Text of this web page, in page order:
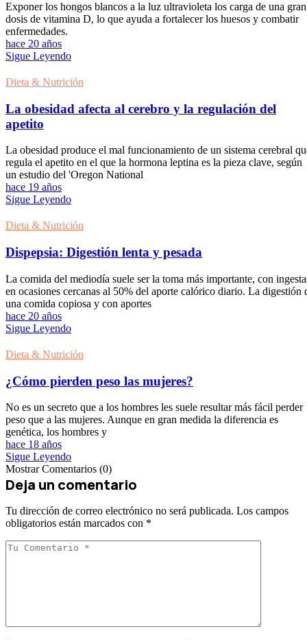
Exponer los hongos blancos a la luz ultravioleta los carga de una gran
dosis de vitamina D, lo que ayuda a fortalecer los huesos y combatir
enfermedades.
hace 20 años
Sigue Leyendo
Dieta & Nutrición
La obesidad afecta al cerebro y la regulación del
apetito
La obesidad produce el mal funcionamiento de un sistema cerebral
regula el apetito en el que la hormona leptina es la pieza clave, según
un estudio del 'Oregon National
hace 19 años
Sigue Leyendo
Dieta & Nutrición
Dispepsia: Digestión lenta y pesada
La comida del mediodía suele ser la toma más importante, con
en ocasiones cercanas al 50% del aporte calórico diario. La digestión
una comida copiosa y con aportes
hace 20 años
Sigue Leyendo
Dieta & Nutrición
¿Cómo pierden peso las mujeres?
No es un secreto que a los hombres les suele resultar más fácil perder
peso que a las mujeres. Aunque en gran medida la diferencia es
genética, los hombres y
hace 18 años
Sigue Leyendo
Mostrar Comentarios (0)
Deja un comentario
Tu dirección de correo electrónico no será publicada. Los campos
obligatorios están marcados con *